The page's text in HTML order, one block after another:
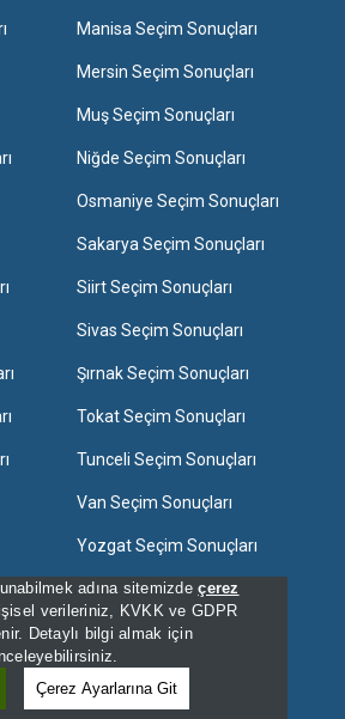
adına sitemizdeçerez
verileriniz, KVKK ve GDPR
Detaylı bilgi almak için
Çerez Ayarlarına Git
Manisa Seçim Sonuçları
Mersin Seçim Sonuçları
Muş Seçim Sonuçları
Niğde Seçim Sonuçları
Osmaniye Seçim Sonuçları
Sakarya Seçim Sonuçları
Siirt Seçim Sonuçları
Sivas Seçim Sonuçları
Şırnak Seçim Sonuçları
Tokat Seçim Sonuçları
Tunceli Seçim Sonuçları
Van Seçim Sonuçları
Yozgat Seçim Sonuçları
Bildir] - 15:10:08 - 12
[Kullanım Şartları]